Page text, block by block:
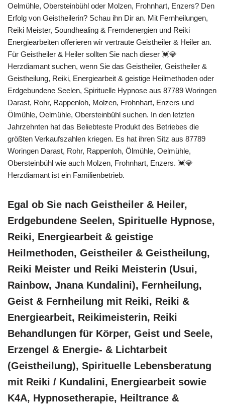
Oelmühle, Obersteinbühl oder Molzen, Frohnhart, Enzers? Den
Erfolg von Geistheilerin? Schau ihn Dir an. Mit Fernheilungen,
Reiki Meister, Soundhealing & Fremdenergien und Reiki
Energiearbeiten offerieren wir vertraute Geistheiler & Heiler an.
Für Geistheiler & Heiler sollten Sie nach dieser 💓️💎
Herzdiamant suchen, wenn Sie das Geistheiler, Geistheiler &
Geistheilung, Reiki, Energiearbeit & geistige Heilmethoden oder
Erdgebundene Seelen, Spirituelle Hypnose aus 87789 Woringen
Darast, Rohr, Rappenloh, Molzen, Frohnhart, Enzers und
Ölmühle, Oelmühle, Obersteinbühl suchen. In den letzten
Jahrzehnten hat das Beliebteste Produkt des Betriebes die
größten Verkaufszahlen kriegen. Es hat ihren Sitz aus 87789
Woringen Darast, Rohr, Rappenloh, Ölmühle, Oelmühle,
Obersteinbühl wie auch Molzen, Frohnhart, Enzers. 💓️💎
Herzdiamant ist ein Familienbetrieb.
Egal ob Sie nach Geistheiler & Heiler,
Erdgebundene Seelen, Spirituelle Hypnose,
Reiki, Energiearbeit & geistige
Heilmethoden, Geistheiler & Geistheilung,
Reiki Meister und Reiki Meisterin (Usui,
Rainbow, Jnana Kundalini), Fernheilung,
Geist & Fernheilung mit Reiki, Reiki &
Energiearbeit, Reikimeisterin, Reiki
Behandlungen für Körper, Geist und Seele,
Erzengel & Energie- & Lichtarbeit
(Geistheilung), Spirituelle Lebensberatung
mit Reiki / Kundalini, Energiearbeit sowie
K4A, Hypnosetherapie, Heiltrance &